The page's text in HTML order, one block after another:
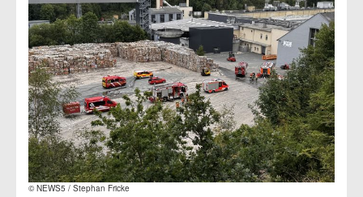
© NEWS5 / Stephan Fricke